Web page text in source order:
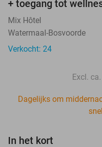
+ toegang tot
Mix Hôtel
Watermaal-Bosvoorde
Verkocht: 24
Excl.
Dagelijks om
In het kort